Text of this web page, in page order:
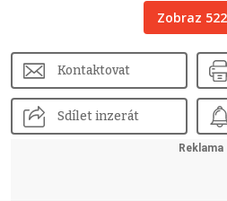
Zobraz
Kontaktovat
Sdílet inzerát